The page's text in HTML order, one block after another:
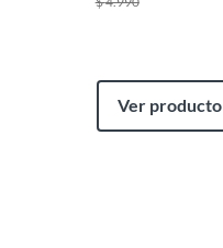
Ver producto